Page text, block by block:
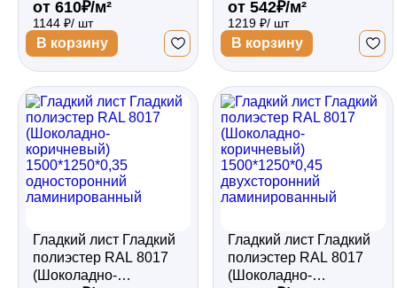
коричневый)
1500*1250*0,5
двухсторонний
ламинированный
от 610₽/м²
1144 ₽/ шт
В корзину
коричневый)
1800*1250*0,45
двухсторонний
ламинированный
от 542₽/м²
1219 ₽/ шт
В корзину
Гладкий лист Гладкий
полиэстер RAL 8017
(Шоколадно-
Гладкий лист Гладкий
полиэстер RAL 8017
(Шоколадно-